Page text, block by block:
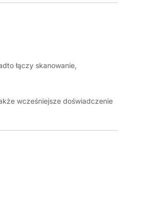
łączy skanowanie,
wcześniejsze doświadczenie